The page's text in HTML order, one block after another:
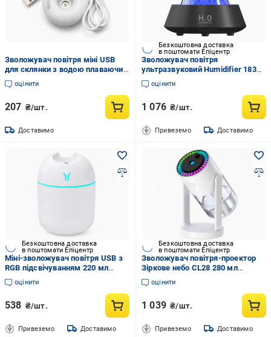
Зволожувач повітря міні USB
для склянки з водою плаваючий
Білий (1002-494-03)
оцінити
207 ₴/шт.
Доставимо
Безкоштовна доставка
в поштомати Епіцентр
Зволожувач повітря
ультразвуковий Humidifier 183C
з підсвічуванням та
аромадифузором 80 мл Чорний
оцінити
1 076 ₴/шт.
Привеземо Доставимо
Безкоштовна доставка
в поштомати Епіцентр
Міні-зволожувач повітря USB з
RGB підсвічуванням 220 мл
(35549074)
оцінити
538 ₴/шт.
Привеземо Доставимо
Безкоштовна доставка
в поштомати Епіцентр
Зволожувач повітря-проектор
Зіркове небо CL28 280 мл
(35549079)
оцінити
1 039 ₴/шт.
Привеземо Доставимо